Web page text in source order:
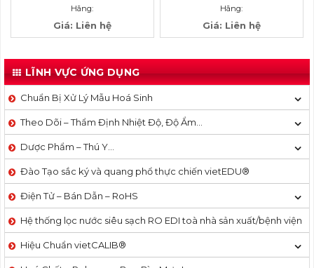
Hãng:
Giá: Liên hệ
Gallon/ 9.5 Lít
Hãng:
Giá: Liên hệ
LĨNH VỰC ỨNG DỤNG
Chuẩn Bị Xử Lý Mẫu Hoá Sinh
Theo Dõi – Thẩm Định Nhiệt Độ, Độ Ẩm…
Dược Phẩm – Thú Y…
Đào Tạo sắc ký và quang phổ thực chiến vietEDU®
Điện Tử – Bán Dẫn – RoHS
Hệ thống lọc nước siêu sạch RO EDI​​ toà nhà sản xuất/bệnh viện
Hiệu Chuẩn vietCALIB®